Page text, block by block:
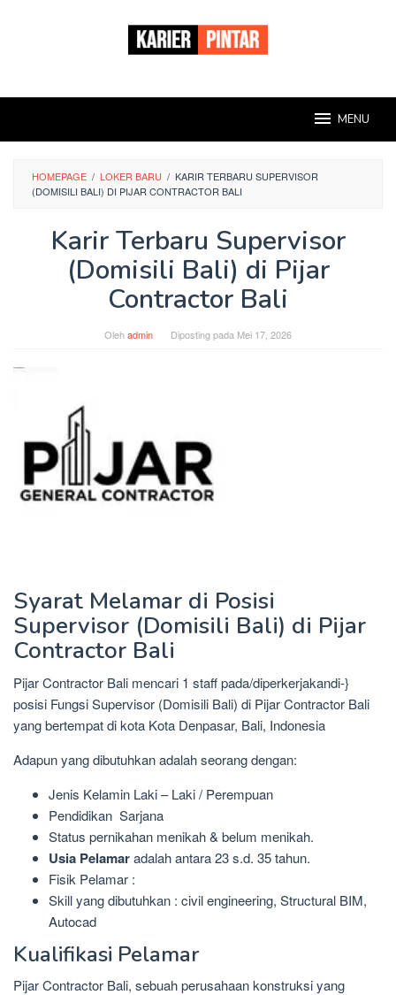
MENU
HOMEPAGE / LOKER BARU / KARIR TERBARU SUPERVISOR
(DOMISILI BALI) DI PIJAR CONTRACTOR BALI
Karir Terbaru Supervisor
(Domisili Bali) di Pijar
Contractor Bali
Olehadmin Diposting pada Mei 17, 2026
Syarat Melamar di Posisi
Supervisor (Domisili Bali) di Pijar
Contractor Bali
Pijar Contractor Bali mencari 1 staff pada/diperkerjakandi-}
posisi Fungsi Supervisor (Domisili Bali) di Pijar Contractor Bali
yang bertempat di kota Kota Denpasar, Bali, Indonesia
Adapun yang dibutuhkan adalah seorang dengan:
Jenis Kelamin Laki – Laki / Perempuan
Pendidikan Sarjana
Status pernikahan menikah & belum menikah.
Usia Pelamaradalah antara 23 s.d. 35 tahun.
Fisik Pelamar :
Skill yang dibutuhkan : civil engineering, Structural BIM,
Autocad
Kualifikasi Pelamar
Pijar Contractor Bali, sebuah perusahaan konstruksi yang